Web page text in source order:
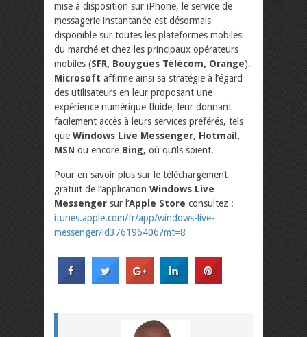
mise à disposition sur iPhone, le service de
messagerie instantanée est désormais
disponible sur toutes les plateformes mobiles
du marché et chez les principaux opérateurs
mobiles (SFR, Bouygues Télécom, Orange).
Microsoft affirme ainsi sa stratégie à l’égard
des utilisateurs en leur proposant une
expérience numérique fluide, leur donnant
facilement accès à leurs services préférés, tels
que Windows Live Messenger, Hotmail,
MSN ou encore Bing, où qu’ils soient.
Pour en savoir plus sur le téléchargement
gratuit de l’application Windows Live
Messenger sur l’Apple Store consultez :
itunes.apple.com/fr/app/windows-live-
messenger/id376196406?mt=8